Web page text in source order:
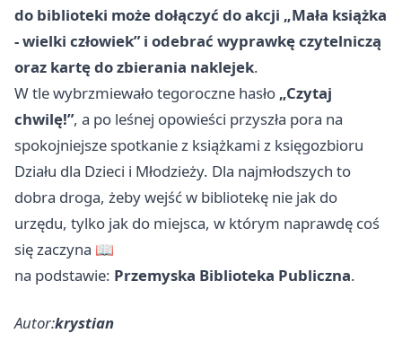
do biblioteki może dołączyć do akcji „Mała książka
- wielki człowiek” i odebrać wyprawkę czytelniczą
oraz kartę do zbierania naklejek.
W tle wybrzmiewało tegoroczne hasło „Czytaj
chwilę!”, a po leśnej opowieści przyszła pora na
spokojniejsze spotkanie z książkami z księgozbioru
Działu dla Dzieci i Młodzieży. Dla najmłodszych to
dobra droga, żeby wejść w bibliotekę nie jak do
urzędu, tylko jak do miejsca, w którym naprawdę coś
się zaczyna 📖
na podstawie: Przemyska Biblioteka Publiczna.
Autor:krystian